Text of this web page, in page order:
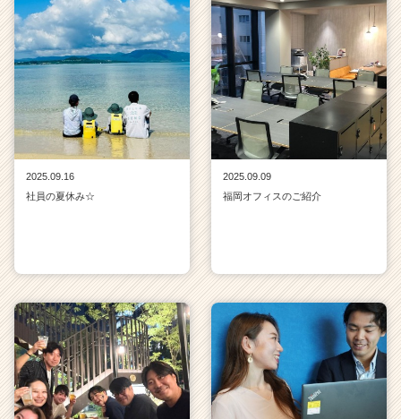
2025.09.16
社員の夏休み☆
2025.09.09
福岡オフィスのご紹介